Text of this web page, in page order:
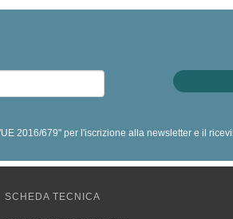
2016/679" per l'iscrizione alla newsletter e il
SCHEDA TECNICA